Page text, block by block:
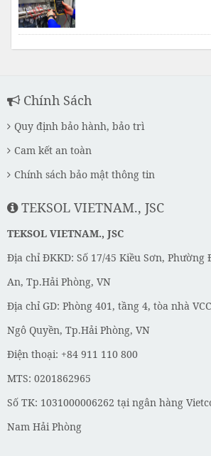
Chính Sách
Quy định bảo hành, bảo trì
Cam kết an toàn
Chính sách bảo mật thông tin
TEKSOL VIETNAM., JSC
TEKSOL VIETNAM., JSC
Địa chỉ ĐKKD: Số 17/45 Kiều Sơn, Phường
An, Tp.Hải Phòng, VN
Địa chỉ GD: Phòng 401, tầng 4, tòa nhà
Ngô Quyền, Tp.Hải Phòng, VN
Điện thoại: +84 911 110 800
MTS: 0201862965
Số TK: 1031000006262 tại ngân hàng
Nam Hải Phòng